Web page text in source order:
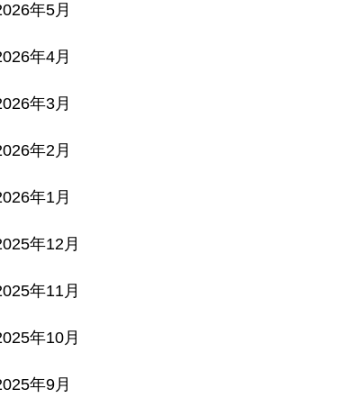
年5月
年4月
年3月
年2月
年1月
年12月
年11月
年10月
年9月